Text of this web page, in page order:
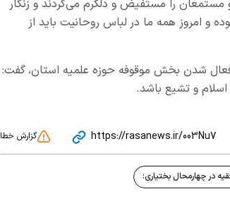
مستمعان را مستفیض و دلگرم می‌کردند و زنگار
امروز همه ما در لباس روحانیت باید از
فعال شدن بخش موقوفه حوزه علمیه استان، گفت:
اسلام و تشیع باشد.‌
https://rasanews.ir/003Nu7 گزارش خطا
در چهارمحال بختیاری: